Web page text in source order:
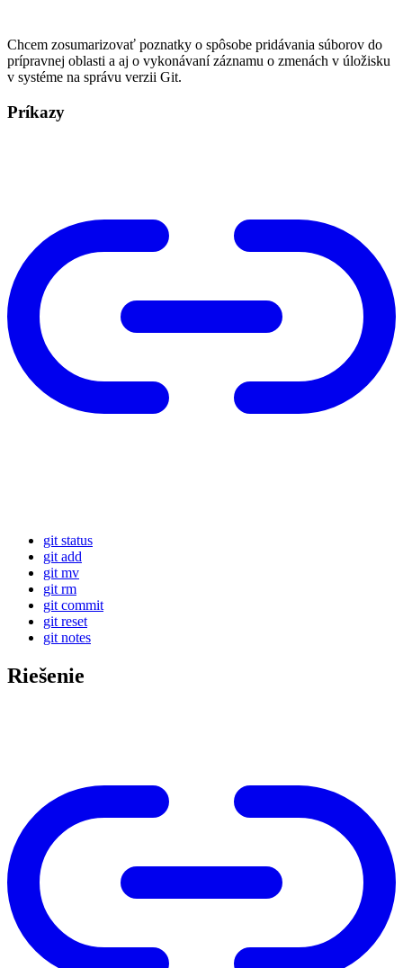
Chcem zosumarizovať poznatky o spôsobe pridávania súborov do
prípravnej oblasti a aj o vykonávaní záznamu o zmenách v úložisku
v systéme na správu verzii Git.
Príkazy
git status
git add
git mv
git rm
git commit
git reset
git notes
Riešenie